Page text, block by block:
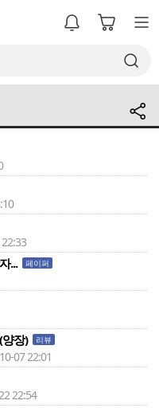
... 페이퍼
양장) 리뷰
07 22:01
22:54